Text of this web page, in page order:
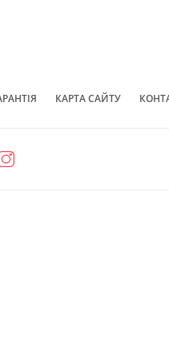
КАРТА САЙТУ